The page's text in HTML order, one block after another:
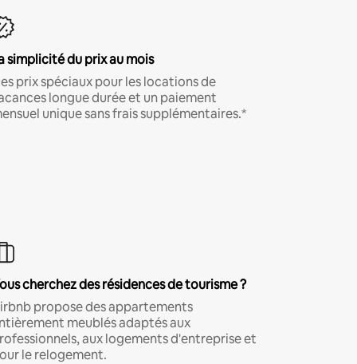
simplicité du prix au mois
prix spéciaux pour les locations de
longue durée et un paiement
unique sans frais supplémentaires.*
cherchez des résidences de tourisme ?
propose des appartements
meublés adaptés aux
aux logements d'entreprise et
le relogement.